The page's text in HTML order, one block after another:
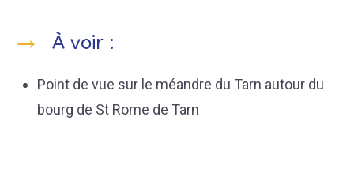
À voir :
Point de vue sur le méandre du Tarn autour du
bourg de St Rome de Tarn